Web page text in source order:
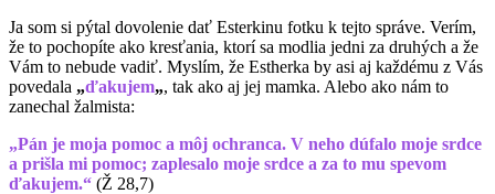
Ja som si pýtal dovolenie dať Esterkinu fotku k tejto správe. Verím,
že to pochopíte ako kresťania, ktorí sa modlia jedni za druhých a že
Vám to nebude vadiť. Myslím, že Estherka by asi aj každému z Vás
povedala „ďakujem„, tak ako aj jej mamka. Alebo ako nám to
zanechal žalmista:
„Pán je moja pomoc a môj ochranca. V neho dúfalo moje srdce
a prišla mi pomoc; zaplesalo moje srdce a za to mu spevom
ďakujem.“ (Ž 28,7)